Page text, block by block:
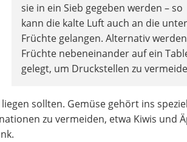
sie in ein Sieb gegeben werden – so
kann die kalte Luft auch an die
Früchte gelangen. Alternativ
Früchte nebeneinander auf ein
gelegt, um Druckstellen zu
sollten. Gemüse gehört ins
zu vermeiden, etwa Kiwis und